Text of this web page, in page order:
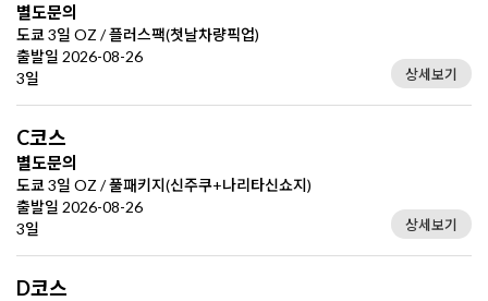
별도문의
도쿄 3일 OZ / 플러스팩(첫날차량픽업)
출발일 2026-08-26
3일
상세보기
C코스
별도문의
도쿄 3일 OZ / 풀패키지(신주쿠+나리타신쇼지)
출발일 2026-08-26
3일
상세보기
D코스